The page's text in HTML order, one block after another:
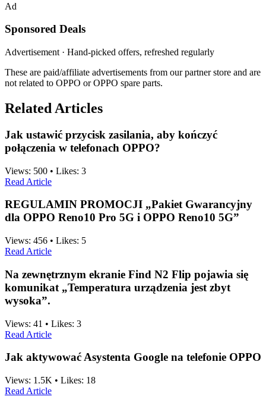
Ad
Sponsored Deals
Advertisement · Hand-picked offers, refreshed regularly
These are paid/affiliate advertisements from our partner store and are
not related to OPPO or OPPO spare parts.
Related Articles
Jak ustawić przycisk zasilania, aby kończyć
połączenia w telefonach OPPO?
Views: 500 • Likes: 3
Read Article
REGULAMIN PROMOCJI „Pakiet Gwarancyjny
dla OPPO Reno10 Pro 5G i OPPO Reno10 5G”
Views: 456 • Likes: 5
Read Article
Na zewnętrznym ekranie Find N2 Flip pojawia się
komunikat „Temperatura urządzenia jest zbyt
wysoka”.
Views: 41 • Likes: 3
Read Article
Jak aktywować Asystenta Google na telefonie OPPO
Views: 1.5K • Likes: 18
Read Article